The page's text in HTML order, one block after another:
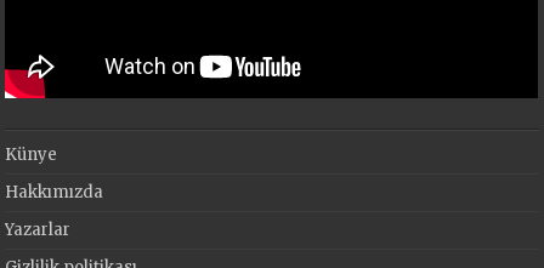
Künye
Hakkımızda
Yazarlar